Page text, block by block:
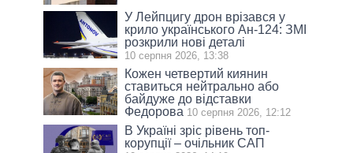
У Лейпцигу дрон врізався у
крило українського Ан-124: ЗМІ
розкрили нові деталі
10 серпня 2026, 13:38
Кожен четвертий киянин
ставиться нейтрально або
байдуже до відставки
Федорова 10 серпня 2026, 12:12
В Україні зріс рівень топ-
корупції – очільник САП